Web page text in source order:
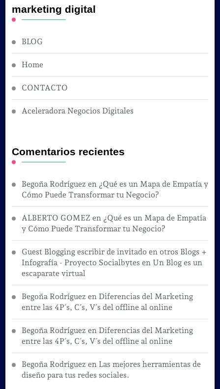
marketing digital
BLOG
Home
CONTACTO
Aceleradora Negocios Digitales
Comentarios recientes
Begoña Rodríguez en ¿Qué es un Mapa de Empatía y
Cómo Puede Transformar tu Negocio?
ALBERTO GOMEZ en ¿Qué es un Mapa de Empatía
y Cómo Puede Transformar tu Negocio?
Guest Blogging escribir de invitado en otros Blogs +
Infografía - Proyecto Socialbytes en Un Blog es un
escaparate virtual
Begoña Rodríguez en Diferencias del Marketing
entre las 4P´s, C´s, V´s del offline al online
Begoña Rodríguez en Diferencias del Marketing
entre las 4P´s, C´s, V´s del offline al online
Begoña Rodríguez en Las mejores herramientas de
diseño para tus redes sociales.